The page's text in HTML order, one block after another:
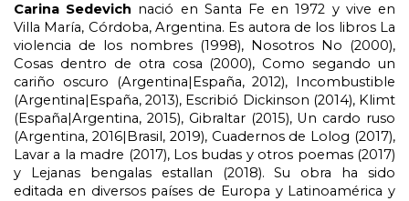
Carina Sedevich nació en Santa Fe en 1972 y vive en
Villa María, Córdoba, Argentina. Es autora de los libros La
violencia de los nombres (1998), Nosotros No (2000),
Cosas dentro de otra cosa (2000), Como segando un
cariño oscuro (Argentina|España, 2012), Incombustible
(Argentina|España, 2013), Escribió Dickinson (2014), Klimt
(España|Argentina, 2015), Gibraltar (2015), Un cardo ruso
(Argentina, 2016|Brasil, 2019), Cuadernos de Lolog (2017),
Lavar a la madre (2017), Los budas y otros poemas (2017)
y Lejanas bengalas estallan (2018). Su obra ha sido
editada en diversos países de Europa y Latinoamérica y